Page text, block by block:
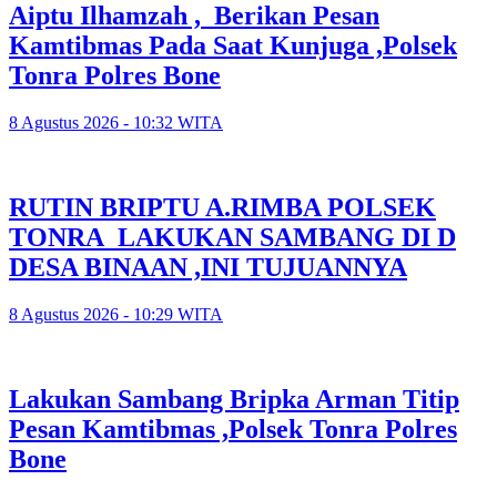
Aiptu Ilhamzah , Berikan Pesan
Kamtibmas Pada Saat Kunjuga ,Polsek
Tonra Polres Bone
8 Agustus 2026 - 10:32 WITA
RUTIN BRIPTU A.RIMBA POLSEK
TONRA LAKUKAN SAMBANG DI D
DESA BINAAN ,INI TUJUANNYA
8 Agustus 2026 - 10:29 WITA
Lakukan Sambang Bripka Arman Titip
Pesan Kamtibmas ,Polsek Tonra Polres
Bone